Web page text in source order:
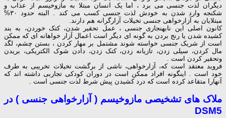
دیگران لذت جنسی می برد ، اما یک انسان مبتلا به مازوخیسم از عذاب و
شکنجه وارد شدن به خودش لذت جنسی کسب می کند
. البته حدود ۳۰%
مبتلایان به آزارخواهی جنسی تخیلات آزارگرانه هم دارند.
کانون اصلی این نابهنجاری جنسی ، عمل تحقیر شدن، کتک خوردن، به بند
کشیده شدن یا رنج بردن به گونه ای دیگر است اعمال آزار خواهانه ای که ممکن
است از شریک جنسی خواسته شوند مشتمل بر مهار کردن ، بستن چشم، لگد
مال کردن، سیلی زدن، تازیانه زدن، کتک زدن، دادن شوک الکتریکی، بریدن
وتحقیر کردن است
فروید معتقد است که، آزارخواهی، ناشی از برگشت تخیلات تخریبی به طرف
خود است
اینگونه افراد ممکن است در دوران کودکی تجاربی داشته اند که
آنهارا متقاعد کرده است که درد کشیدن پیش شرط لذت جنسی است
ملاک های تشخیصی مازوخیسم ( آزارخواهی جنسی ) در
DSM5